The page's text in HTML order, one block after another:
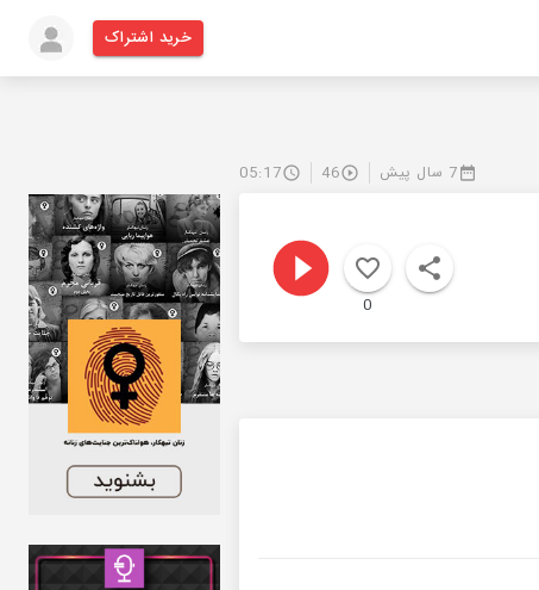
خرید اشتراک
7 سال پیش 46
05:17
0